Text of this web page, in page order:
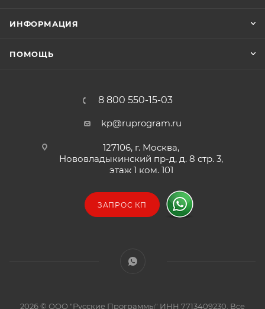
ИНФОРМАЦИЯ
ПОМОЩЬ
8 800 550-15-03
kp@ruprogram.ru
127106, г. Москва,
Нововладыкинский пр-д, д. 8 стр. 3,
этаж 1 ком. 101
ЗАПРОС КП
2026 © ООО "Русские Программы" ИНН 7713409230. Все